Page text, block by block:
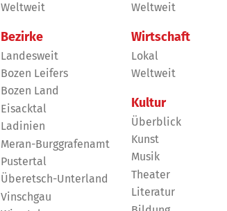
Weltweit
Bezirke
Landesweit
Bozen Leifers
Bozen Land
Eisacktal
Ladinien
Meran-Burggrafenamt
Pustertal
Überetsch-Unterland
Vinschgau
Weltweit
Wirtschaft
Lokal
Weltweit
Kultur
Überblick
Kunst
Musik
Theater
Literatur